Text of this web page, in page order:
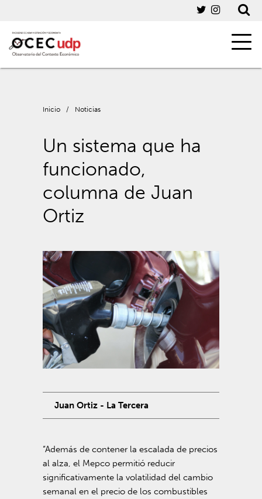
Inicio / Noticias
Un sistema que ha
funcionado,
columna de Juan
Ortiz
Juan Ortiz - La Tercera
“Además de contener la escalada de precios
al alza, el Mepco permitió reducir
significativamente la volatilidad del cambio
semanal en el precio de los combustibles